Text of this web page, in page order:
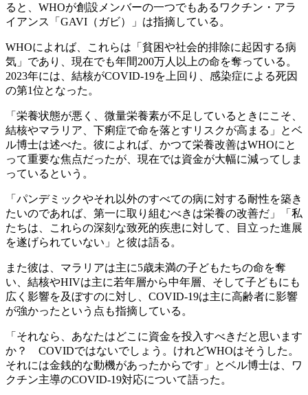
ると、WHOが創設メンバーの一つでもあるワクチン・アラ
イアンス「GAVI（ガビ）」は指摘している。
WHOによれば、これらは「貧困や社会的排除に起因する病
気」であり、現在でも年間200万人以上の命を奪っている。
2023年には、結核がCOVID-19を上回り、感染症による死因
の第1位となった。
「栄養状態が悪く、微量栄養素が不足しているときにこそ、
結核やマラリア、下痢症で命を落とすリスクが高まる」とベ
ル博士は述べた。彼によれば、かつて栄養改善はWHOにと
って重要な焦点だったが、現在では資金が大幅に減ってしま
っているという。
「パンデミックやそれ以外のすべての病に対する耐性を築き
たいのであれば、第一に取り組むべきは栄養の改善だ」「私
たちは、これらの深刻な致死的疾患に対して、目立った進展
を遂げられていない」と彼は語る。
また彼は、マラリアは主に5歳未満の子どもたちの命を奪
い、結核やHIVは主に若年層から中年層、そして子どもにも
広く影響を及ぼすのに対し、COVID-19は主に高齢者に影響
が強かったという点も指摘している。
「それなら、あなたはどこに資金を投入すべきだと思います
か？ COVIDではないでしょう。けれどWHOはそうした。
それには金銭的な動機があったからです」とベル博士は、ワ
クチン主導のCOVID-19対応について語った。